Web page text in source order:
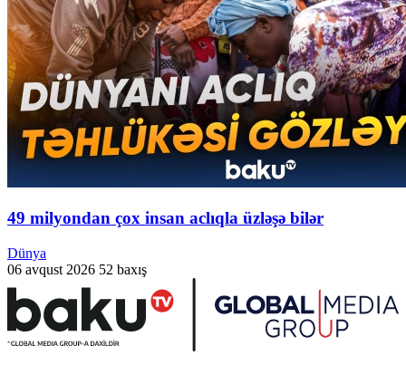
49 milyondan çox insan aclıqla üzləşə bilər
Dünya
06 avqust 2026 52 baxış